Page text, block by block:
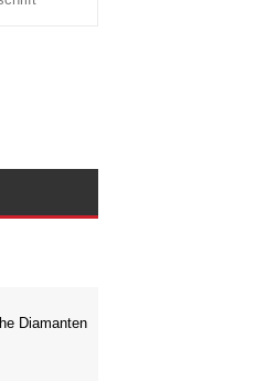
Diamanten